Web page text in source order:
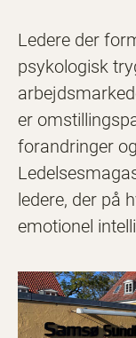
Ledere der
psykologisk
er
forandringer
ledere, der på
emotionel